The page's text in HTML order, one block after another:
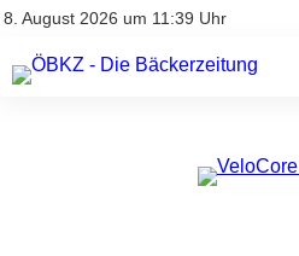
8. August 2026 um 11:39 Uhr
Impressum & Offenlegung
Am Wort
Genuss & Trends